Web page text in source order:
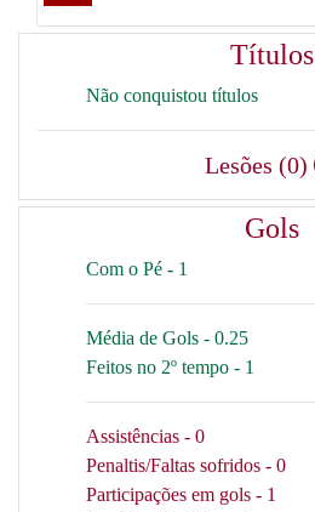
Títulos
Não conquistou títulos
Lesões (0)
Gols
Com o Pé - 1
Média de Gols - 0.25
Feitos no 2º tempo - 1
Assistências - 0
Penaltis/Faltas sofridos - 0
Participações em gols - 1